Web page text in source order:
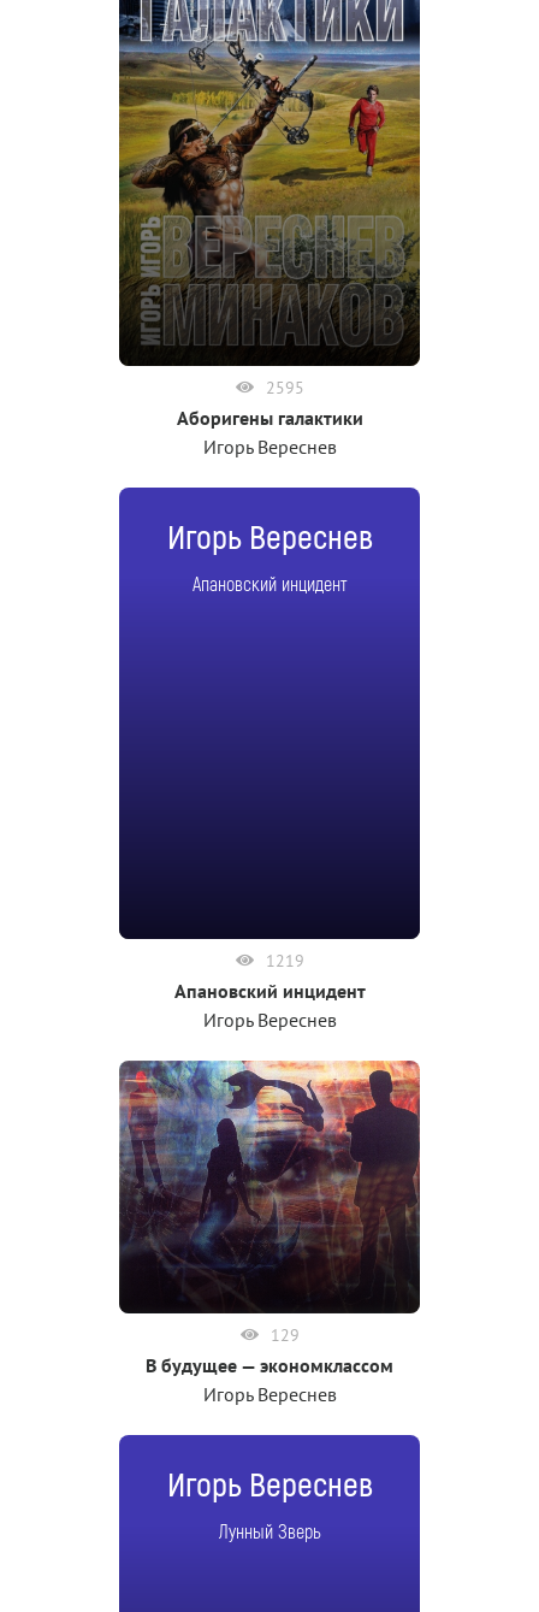
2595
Аборигены галактики
Игорь Вереснев
Игорь Вереснев
Апановский инцидент
1219
Апановский инцидент
Игорь Вереснев
129
В будущее — экономклассом
Игорь Вереснев
Игорь Вереснев
Лунный Зверь